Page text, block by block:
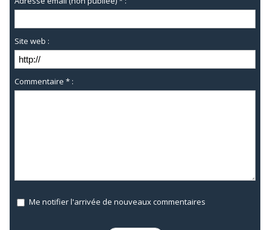
Site web :
Commentaire * :
Me notifier l'arrivée de nouveaux commentaires